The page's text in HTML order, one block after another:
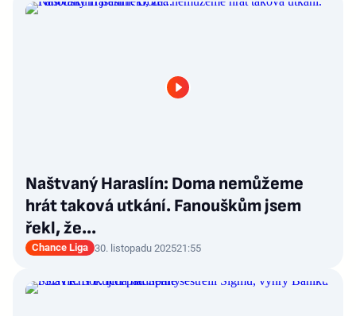
Naštvaný Haraslín: Doma nemůžeme
hrát taková utkání. Fanouškům jsem
řekl, že...
Chance Liga 30. listopadu 202521:55